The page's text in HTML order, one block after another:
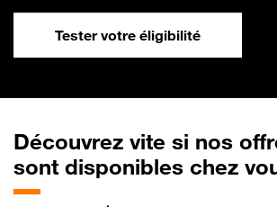
Tester votre éligibilité
Découvrez vite si nos
sont disponibles chez